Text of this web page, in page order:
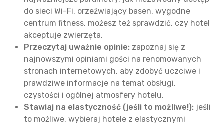
do sieci Wi-Fi, orzeźwiający basen, wygodne
centrum fitness, możesz też sprawdzić, czy hotel
akceptuje zwierzęta.
Przeczytaj uważnie opinie: zapoznaj się z
najnowszymi opiniami gości na renomowanych
stronach internetowych, aby zdobyć uczciwe i
prawdziwe informacje na temat obsługi,
czystości i ogólnej atmosfery hotelu.
Stawiaj na elastyczność (jeśli to możliwe!): jeśli
to możliwe, wybieraj hotele z elastycznymi